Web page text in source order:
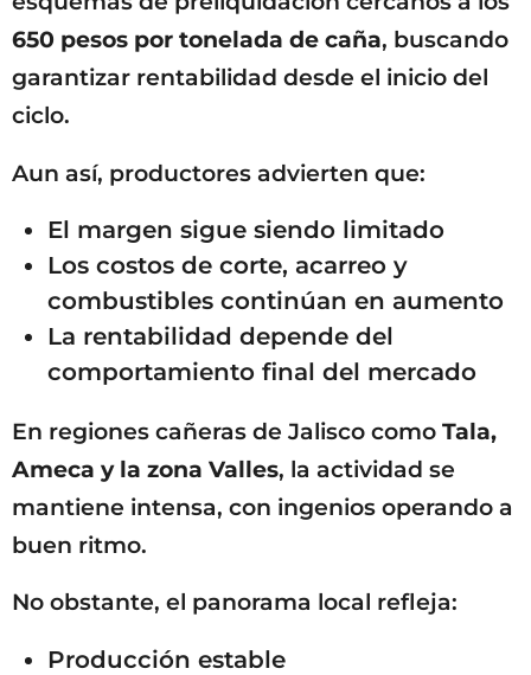
650 pesos por tonelada de caña, buscando
garantizar rentabilidad desde el inicio del
ciclo.
Aun así, productores advierten que:
El margen sigue siendo limitado
Los costos de corte, acarreo y
combustibles continúan en aumento
La rentabilidad depende del
comportamiento final del mercado
En regiones cañeras de Jalisco como Tala,
Ameca y la zona Valles, la actividad se
mantiene intensa, con ingenios operando a
buen ritmo.
No obstante, el panorama local refleja:
Producción estable